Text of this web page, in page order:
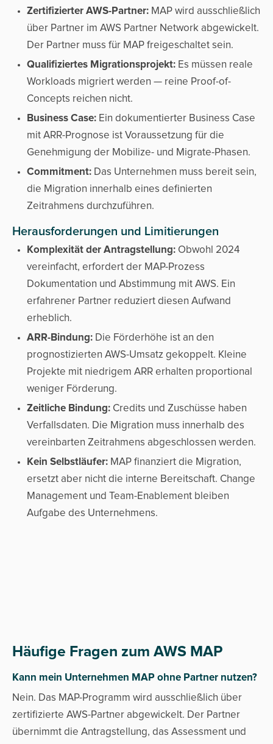
Zertifizierter AWS-Partner: MAP wird ausschließlich
über Partner im AWS Partner Network abgewickelt.
Der Partner muss für MAP freigeschaltet sein.
Qualifiziertes Migrationsprojekt: Es müssen reale
Workloads migriert werden — reine Proof-of-
Concepts reichen nicht.
Business Case: Ein dokumentierter Business Case
mit ARR-Prognose ist Voraussetzung für die
Genehmigung der Mobilize- und Migrate-Phasen.
Commitment: Das Unternehmen muss bereit sein,
die Migration innerhalb eines definierten
Zeitrahmens durchzuführen.
Herausforderungen und Limitierungen
Komplexität der Antragstellung: Obwohl 2024
vereinfacht, erfordert der MAP-Prozess
Dokumentation und Abstimmung mit AWS. Ein
erfahrener Partner reduziert diesen Aufwand
erheblich.
ARR-Bindung: Die Förderhöhe ist an den
prognostizierten AWS-Umsatz gekoppelt. Kleine
Projekte mit niedrigem ARR erhalten proportional
weniger Förderung.
Zeitliche Bindung: Credits und Zuschüsse haben
Verfallsdaten. Die Migration muss innerhalb des
vereinbarten Zeitrahmens abgeschlossen werden.
Kein Selbstläufer: MAP finanziert die Migration,
ersetzt aber nicht die interne Bereitschaft. Change
Management und Team-Enablement bleiben
Aufgabe des Unternehmens.
Häufige Fragen zum AWS MAP
Kann mein Unternehmen MAP ohne Partner nutzen?
Nein. Das MAP-Programm wird ausschließlich über
zertifizierte AWS-Partner abgewickelt. Der Partner
übernimmt die Antragstellung, das Assessment und